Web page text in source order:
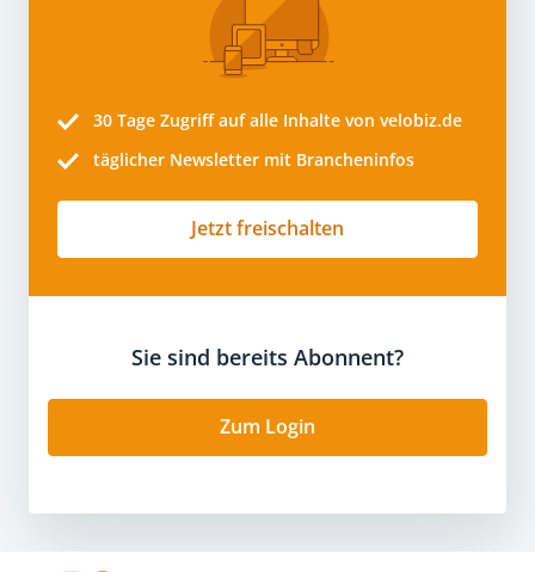
30 Tage Zugriff auf alle Inhalte von velobiz.de
täglicher Newsletter mit Brancheninfos
Jetzt freischalten
Sie sind bereits Abonnent?
Zum Login